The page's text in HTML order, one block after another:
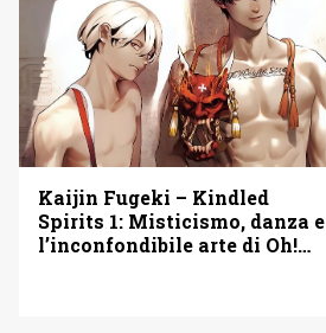
Kaijin Fugeki – Kindled
Spirits 1: Misticismo, danza e
l’inconfondibile arte di Oh!